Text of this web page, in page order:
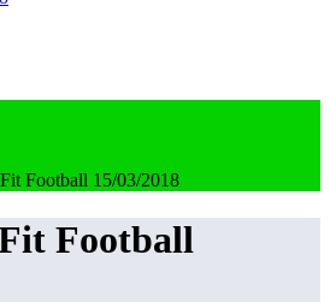
Football 15/03/2018
Football